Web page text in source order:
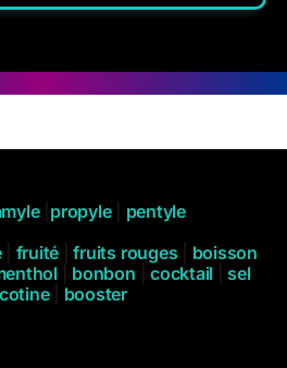
| propyle| pentyle
fruité fruits rouges
boisson
bonbon |cocktail
sel
| booster